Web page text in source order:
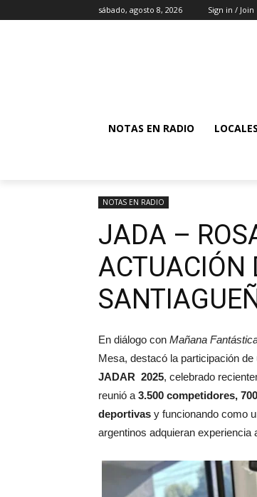
sábado, agosto 8, 2026 Sign in / Join
NOTAS EN RADIO LOCALES
NOTAS EN RADIO
JADA –
ACTUACIÓN
En diálogo con Mañana
Mesa, destacó la participación
JADAR 2025, celebrado
reunió a 3.500 competidores,
deportivas y funcionando como
argentinos adquieran experiencia